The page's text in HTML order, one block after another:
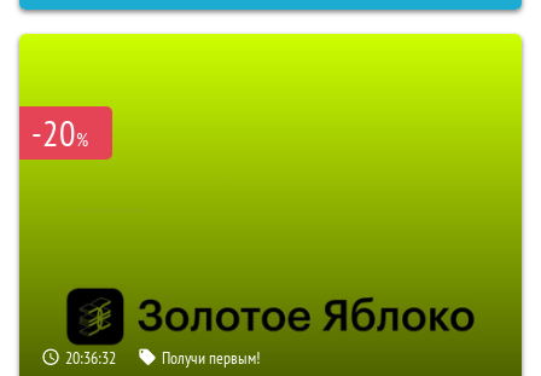
-20%
20:36:31 Получи первым!